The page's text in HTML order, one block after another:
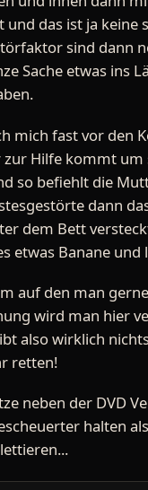
das ist ja
sind dann
Sache etwas ins
mich fast vor
Hilfe kommt
so befiehlt die
dann
dem Bett
etwas Banane
auf den man
wird man hier
also wirklich
retten!
neben der DVD
halten